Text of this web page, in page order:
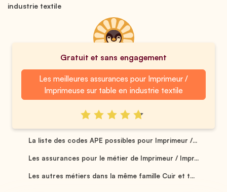
industrie textile
Gratuit et sans engagement
Les meilleures assurances pour Imprimeur /
Imprimeuse sur table en industrie textile
La liste des codes APE possibles pour Imprimeur /...
Les assurances pour le métier de Imprimeur / Impr...
Les autres métiers dans la même famille Cuir et t...